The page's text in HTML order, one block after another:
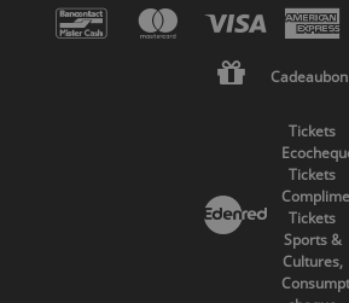
Cadeaubon
Tickets
Tickets
Tickets
Sports &
Cultures,